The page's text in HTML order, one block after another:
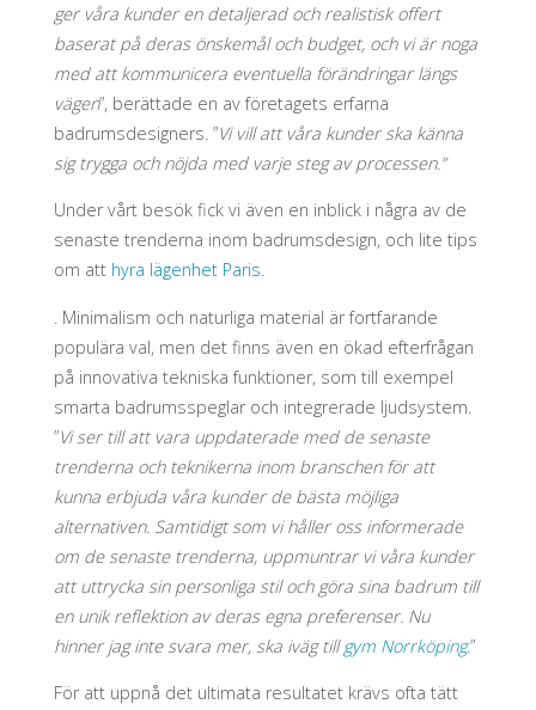
ger våra kunder en detaljerad och realistisk offert
baserat på deras önskemål och budget, och vi är noga
med att kommunicera eventuella förändringar längs
vägen”, berättade en av företagets erfarna
badrumsdesigners. ”Vi vill att våra kunder ska känna
sig trygga och nöjda med varje steg av processen.”
Under vårt besök fick vi även en inblick i några av de
senaste trenderna inom badrumsdesign, och lite tips
om att hyra lägenhet Paris.
. Minimalism och naturliga material är fortfarande
populära val, men det finns även en ökad efterfrågan
på innovativa tekniska funktioner, som till exempel
smarta badrumsspeglar och integrerade ljudsystem.
”Vi ser till att vara uppdaterade med de senaste
trenderna och teknikerna inom branschen för att
kunna erbjuda våra kunder de bästa möjliga
alternativen. Samtidigt som vi håller oss informerade
om de senaste trenderna, uppmuntrar vi våra kunder
att uttrycka sin personliga stil och göra sina badrum till
en unik reflektion av deras egna preferenser. Nu
hinner jag inte svara mer, ska iväg tillgym Norrköping.”
För att uppnå det ultimata resultatet krävs ofta tätt